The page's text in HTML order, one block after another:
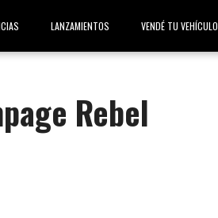
LANZAMIENTOS VENDÉ TU VEHÍCULO
Rebel